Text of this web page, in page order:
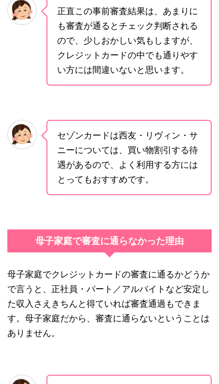
正直この事前審査結果は、あまりに
も審査が通るとチェック判断される
ので、少しおかしい気もしますが、
クレジットカードの中でも通りやす
い方には間違いないと思います。
セゾンカードは西友・リヴィン・サ
ニーについては、買い物割引する待
遇があるので、よく利用する方には
とってもおすすめです。
母子家庭で審査に通らなかった理由
母子家庭でクレジットカードの審査に通るかどうか
で言うと、正社員・パート／アルバイトなど安定し
た収入さえきちんと得ていれば審査通過もできま
す。母子家庭だから、審査に通らないということは
ありません。